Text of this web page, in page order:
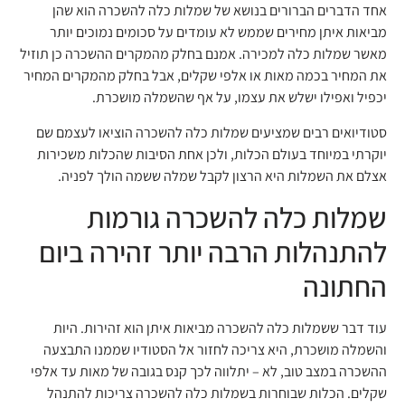
אחד הדברים הברורים בנושא של שמלות כלה להשכרה הוא שהן
מביאות איתן מחירים שממש לא עומדים על סכומים נמוכים יותר
מאשר שמלות כלה למכירה. אמנם בחלק מהמקרים ההשכרה כן תוזיל
את המחיר בכמה מאות או אלפי שקלים, אבל בחלק מהמקרים המחיר
יכפיל ואפילו ישלש את עצמו, על אף שהשמלה מושכרת.
סטודיואים רבים שמציעים שמלות כלה להשכרה הוציאו לעצמם שם
יוקרתי במיוחד בעולם הכלות, ולכן אחת הסיבות שהכלות משכירות
אצלם את השמלות היא הרצון לקבל שמלה ששמה הולך לפניה.
שמלות כלה להשכרה גורמות
להתנהלות הרבה יותר זהירה ביום
החתונה
עוד דבר ששמלות כלה להשכרה מביאות איתן הוא זהירות. היות
והשמלה מושכרת, היא צריכה לחזור אל הסטודיו שממנו התבצעה
ההשכרה במצב טוב, לא – יתלווה לכך קנס בגובה של מאות עד אלפי
שקלים. הכלות שבוחרות בשמלות כלה להשכרה צריכות להתנהל